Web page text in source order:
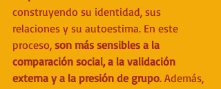
construyendo su identidad, sus
relaciones y su autoestima. En este
proceso, son más sensibles a la
comparación social, a la validación
externa y a la presión de grupo. Además,